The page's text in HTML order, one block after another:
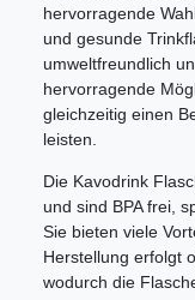
hervorragende
und gesunde
umweltfreundlich
hervorragende
gleichzeitig einen
leisten.
Die Kavodrink
und sind BPA frei,
Sie bieten viele
Herstellung erfolgt
wodurch die